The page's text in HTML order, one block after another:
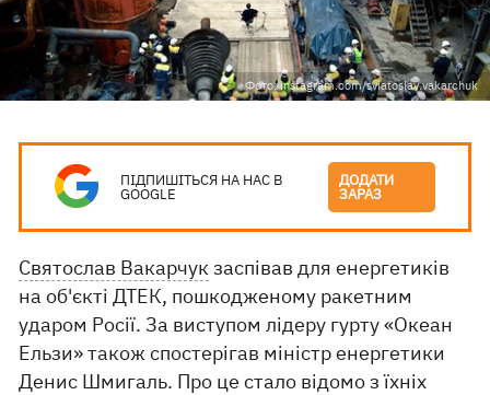
Фото: instagram.com/sviatoslav.vakarchuk
ПІДПИШІТЬСЯ НА НАС В
GOOGLE
ДОДАТИ
ЗАРАЗ
Святослав Вакарчукзаспівав для енергетиків
на об'єкті ДТЕК, пошкодженому ракетним
ударом Росії. За виступом лідеру гурту «Океан
Ельзи» також спостерігав міністр енергетики
Денис Шмигаль. Про це стало відомо з їхніх